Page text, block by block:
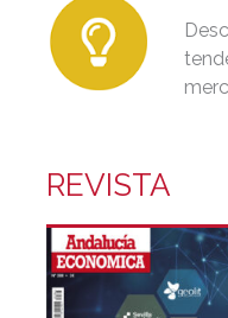
REVISTA